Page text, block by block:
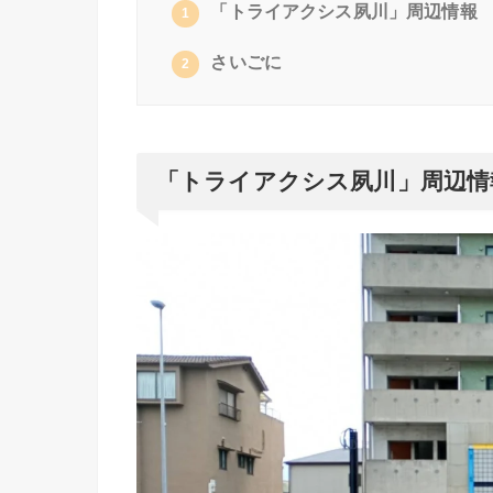
1 「トライアクシス夙川」周辺情報
2 さいごに
「トライアクシス夙川」周辺